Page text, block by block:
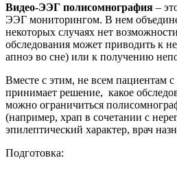
Видео-ЭЭГ полисомнография –
ЭЭГ мониторингом. В нем
некоторых случаях нет
обследования может приводить к
апноэ во сне) или к получению
Вместе с этим, не всем пациентам
принимает решение, какое
можно ограничиться
(например, храп в сочетании с
эпилептический характер, врач
Подготовка: